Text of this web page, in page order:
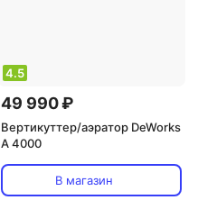
4.5
49 990 ₽
Вертикуттер/аэратор DeWorks
A 4000
В магазин